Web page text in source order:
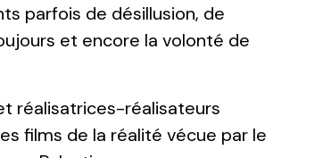
parfois de désillusion, de
et encore la volonté de
réalisatrices-réalisateurs
films de la réalité vécue par le